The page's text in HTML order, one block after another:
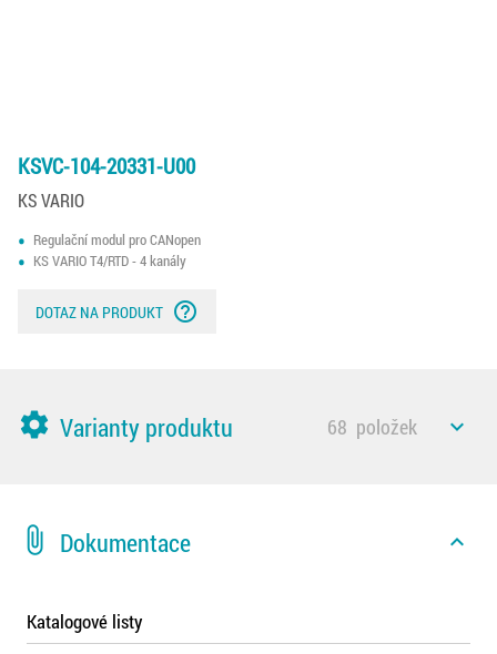
KSVC-104-20331-U00
KS VARIO
Regulační modul pro CANopen
KS VARIO T4/RTD - 4 kanály
DOTAZ NA PRODUKT help_outline
settings Varianty produktu 68 položek expand_less
attach_file Dokumentace expand_less
Katalogové listy